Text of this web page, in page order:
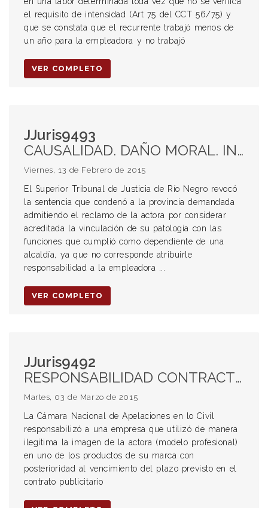
el requisito de intensidad (Art 75 del CCT 56/75) y
que se constata que el recurrente trabajó menos de
un año para la empleadora y no trabajó
VER COMPLETO
JJuris9493
CAUSALIDAD. DAÑO MORAL. INTERRUPCIÓN DEL NEXO CAUSAL. LICENCIAS LABORALES. ENFERMEDAD LABORAL. EMPLEO PÚBLICO.
Viernes, 13 de Febrero de 2015
El Superior Tribunal de Justicia de Río Negro revocó
la sentencia que condenó a la provincia demandada
admitiendo el reclamo de la actora por considerar
acreditada la vinculación de su patología con las
funciones que cumplió como dependiente de una
alcaldía, ya que no corresponde atribuirle
responsabilidad a la empleadora ...
VER COMPLETO
JJuris9492
RESPONSABILIDAD CONTRACTUAL. DAÑO MORAL. DAÑO EMERGENTE. LUCRO CESANTE.
Martes, 03 de Marzo de 2015
La Cámara Nacional de Apelaciones en lo Civil
responsabilizó a una empresa que utilizó de manera
ilegitima la imagen de la actora (modelo profesional)
en uno de los productos de su marca con
posterioridad al vencimiento del plazo previsto en el
contrato publicitario